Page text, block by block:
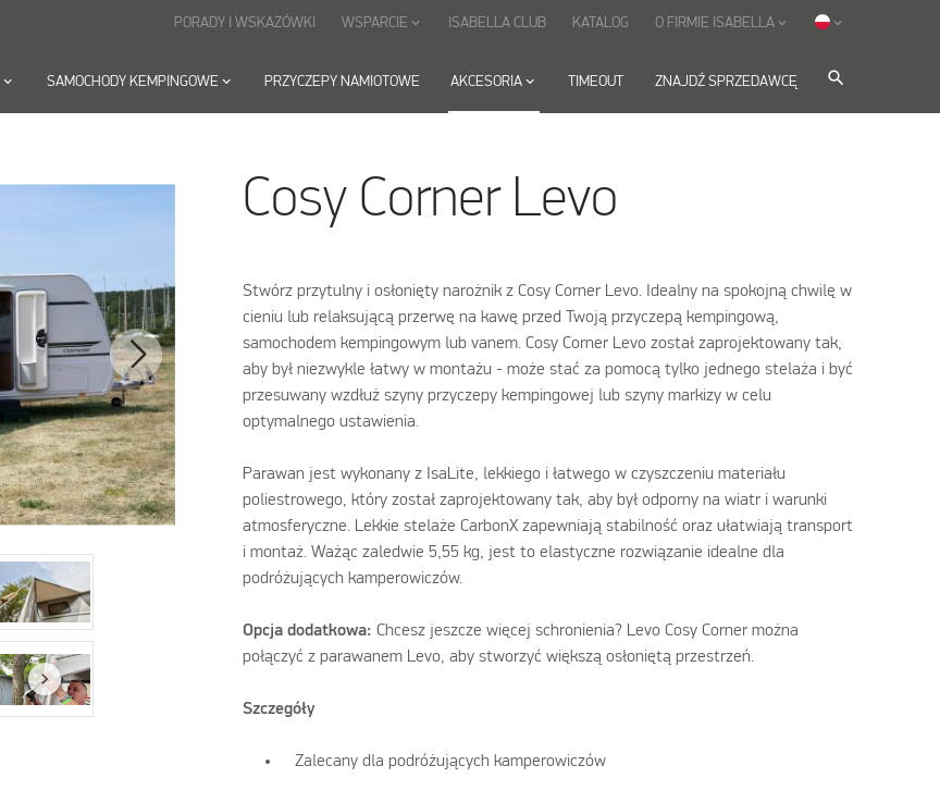
keyboard_arrow_down SAMOCHODY KEMPINGOWE keyboard_arrow_down PRZYCZEPY NAMIOTOWE AKCESORIA keyboard_arrow_down TIMEOUT ZNAJDŹ SPRZEDAWCĘ search
PORADY I WSKAZÓWKI WSPARCIE keyboard_arrow_down ISABELLA CLUB KATALOG O FIRMIE ISABELLAkeyboard_arrow_down keyboard_arrow_down
Cosy Corner Levo
Stwórz przytulny i osłonięty narożnik z Cosy Corner Levo. Idealny na spokojną chwilę w
cieniu lub relaksującą przerwę na kawę przed Twoją przyczepą kempingową,
samochodem kempingowym lub vanem. Cosy Corner Levo został zaprojektowany tak,
aby był niezwykle łatwy w montażu - może stać za pomocą tylko jednego stelaża i być
przesuwany wzdłuż szyny przyczepy kempingowej lub szyny markizy w celu
optymalnego ustawienia.
Parawan jest wykonany z IsaLite, lekkiego i łatwego w czyszczeniu materiału
poliestrowego, który został zaprojektowany tak, aby był odporny na wiatr i warunki
atmosferyczne. Lekkie stelaże CarbonX zapewniają stabilność oraz ułatwiają transport
i montaż. Ważąc zaledwie 5,55 kg, jest to elastyczne rozwiązanie idealne dla
podróżujących kamperowiczów.
Opcja dodatkowa: Chcesz jeszcze więcej schronienia? Levo Cosy Corner można
połączyć z parawanem Levo, aby stworzyć większą osłoniętą przestrzeń.
Szczegóły
Zalecany dla podróżujących kamperowiczów